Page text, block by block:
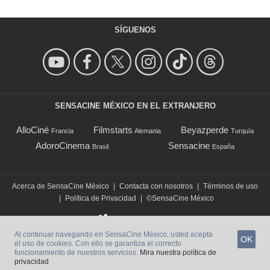
SÍGUENOS
SENSACINE MÉXICO EN EL EXTRANJERO
AlloCiné Francia Filmstarts Alemania Beyazperde Turquía
AdoroCinema Brasil Sensacine España
Acerca de SensaCine México Contacta con nosotros
Términos de uso
Política de Privacidad ©SensaCine México
Al continuar navegando en SensaCine México, usted acepta
el uso de cookies. Con ello se garantiza el correcto
funcionamiento de nuestros servicios. Mira nuestra política de
privacidad
OK